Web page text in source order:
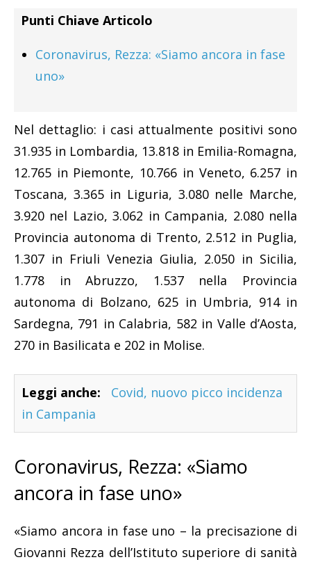
Punti Chiave Articolo
Coronavirus, Rezza: «Siamo ancora in fase
uno»
Nel dettaglio: i casi attualmente positivi sono
31.935 in Lombardia, 13.818 in Emilia-Romagna,
12.765 in Piemonte, 10.766 in Veneto, 6.257 in
Toscana, 3.365 in Liguria, 3.080 nelle Marche,
3.920 nel Lazio, 3.062 in Campania, 2.080 nella
Provincia autonoma di Trento, 2.512 in Puglia,
1.307 in Friuli Venezia Giulia, 2.050 in Sicilia,
1.778 in Abruzzo, 1.537 nella Provincia
autonoma di Bolzano, 625 in Umbria, 914 in
Sardegna, 791 in Calabria, 582 in Valle d’Aosta,
270 in Basilicata e 202 in Molise.
Leggi anche:
Covid, nuovo picco incidenza
in Campania
Coronavirus, Rezza: «Siamo
ancora in fase uno»
«Siamo ancora in fase uno – la precisazione di
Giovanni Rezza dell’Istituto superiore di sanità